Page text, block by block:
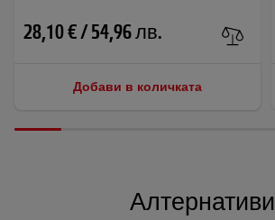
28,10 € / 54,96 лв.
Добави в количката
Алтернативи